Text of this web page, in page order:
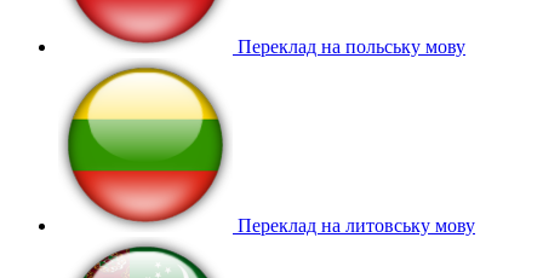
Переклад на польську мову
Переклад на литовську мову